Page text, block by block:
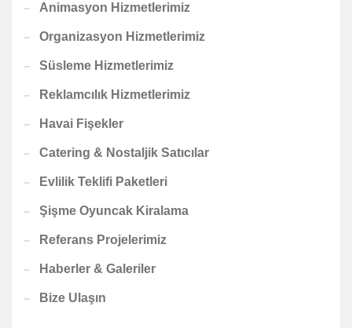
Animasyon Hizmetlerimiz
Organizasyon Hizmetlerimiz
Süsleme Hizmetlerimiz
Reklamcılık Hizmetlerimiz
Havai Fişekler
Catering & Nostaljik Satıcılar
Evlilik Teklifi Paketleri
Şişme Oyuncak Kiralama
Referans Projelerimiz
Haberler & Galeriler
Bize Ulaşın